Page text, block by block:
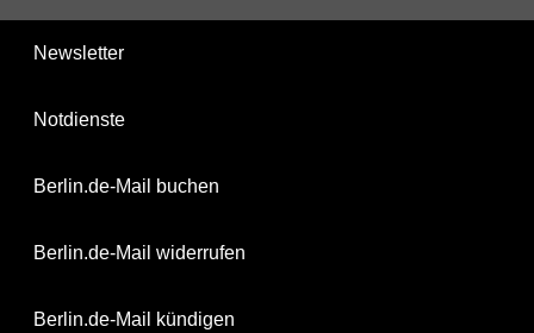
Newsletter
Notdienste
Berlin.de-Mail buchen
Berlin.de-Mail widerrufen
Berlin.de-Mail kündigen